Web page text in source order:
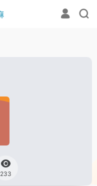
233